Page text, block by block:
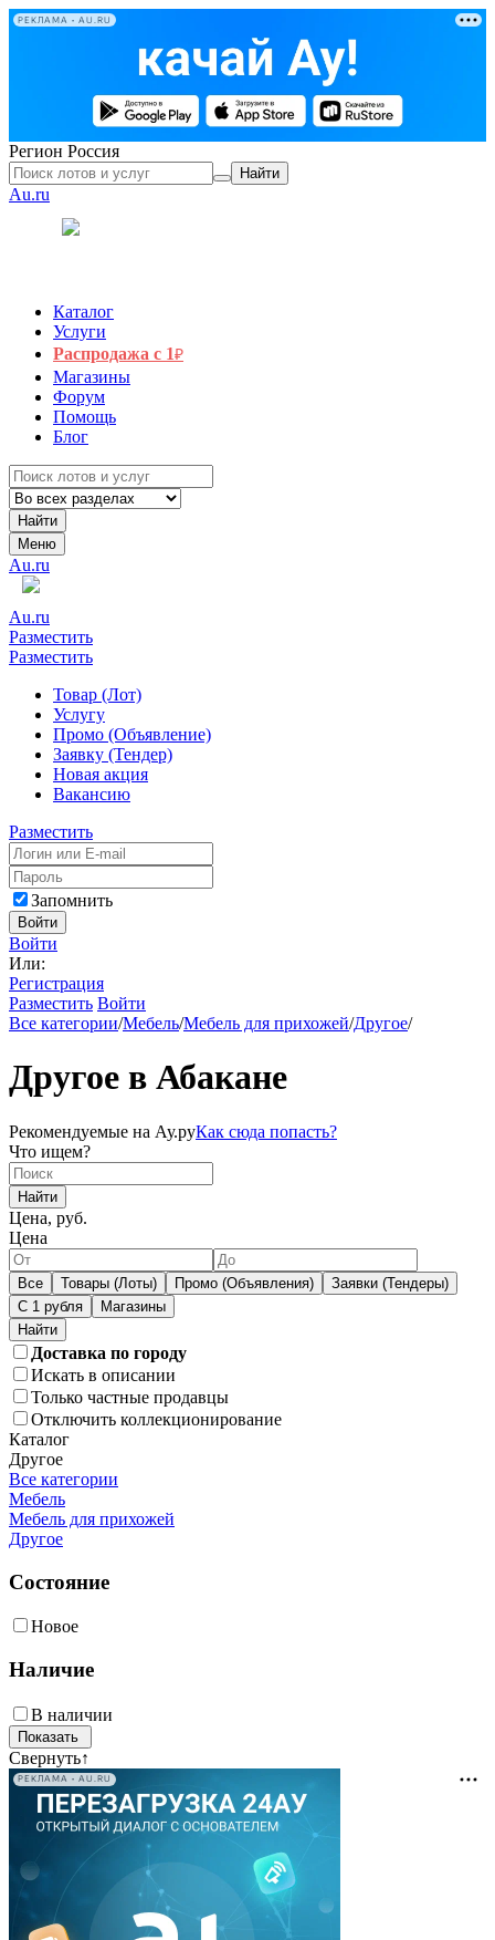
РЕКЛАМА • AU.RU
Регион Россия
Найти
Au.ru
Каталог
Услуги
Распродажа с 1₽
Магазины
Форум
Помощь
Блог
Найти
Меню
Au.ru
Au.ru
Разместить
Разместить
Товар (Лот)
Услугу
Промо (Объявление)
Заявку (Тендер)
Новая акция
Вакансию
Разместить
Запомнить
Войти
Войти
Или:
Регистрация
Разместить Войти
Все категории/Мебель/Мебель для прихожей/Другое/
Другое в Абакане
Рекомендуемые на Ау.руКак сюда попасть?
Что ищем?
Найти
Цена, руб.
Цена
Все Товары (Лоты) Промо (Объявления)
Заявки (Тендеры)
С 1 рубля
Магазины
Доставка по городу
Искать в описании
Только частные продавцы
Отключить коллекционирование
Каталог
Другое
Все категории
Мебель
Мебель для прихожей
Другое
Состояние
Новое
Наличие
В наличии
Свернуть↑
РЕКЛАМА • AU.RU